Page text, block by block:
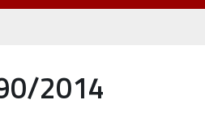
2014